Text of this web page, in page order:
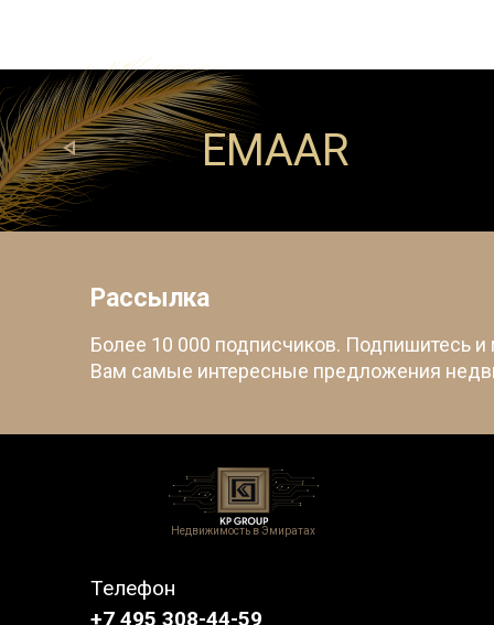
EMAAR
Рассылка
Более 10 000 подписчиков. Подпишитесь
Вам самые интересные предложения
Недвижимость в Эмиратах
Телефон
+7 495 308-44-59